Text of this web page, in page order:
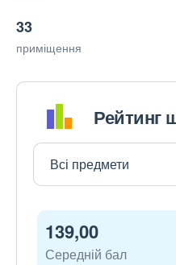
33
приміщення
Рейтинг
139,00
Середній бал